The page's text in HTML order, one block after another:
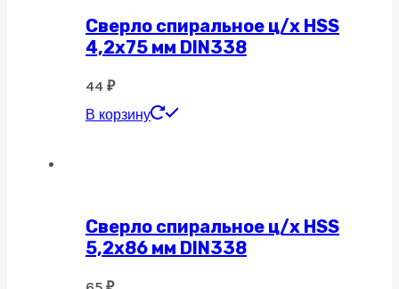
Сверло спиральное ц/х HSS
4,2х75 мм DIN338
44 ₽
В корзину
Сверло спиральное ц/х HSS
5,2х86 мм DIN338